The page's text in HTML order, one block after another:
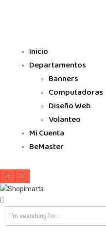
Inicio
Departamentos
Banners
Computadoras
Diseño Web
Volanteo
Mi Cuenta
BeMaster